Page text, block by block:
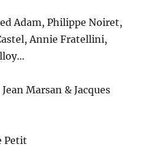
Adam, Philippe Noiret,
Annie Fratellini,
Marsan & Jacques
Petit